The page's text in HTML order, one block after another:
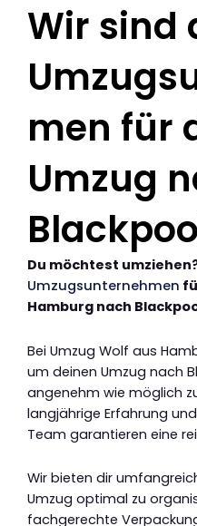
Wir sind
men für
Umzug
Du möchtest
Umzugsunternehmen
Hamburg nach
Bei Umzug Wolf aus
um deinen Umzug nach
angenehm wie möglich
langjährige Erfahrung
Team garantieren eine
Wir bieten dir
Umzug optimal zu
fachgerechte